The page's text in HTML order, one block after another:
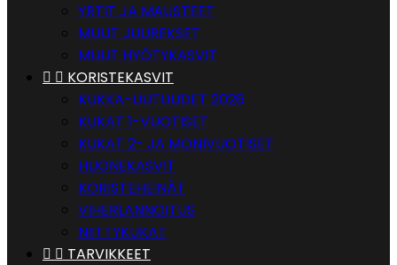
YRTIT JA MAUSTEET
MUUT JUUREKSET
MUUT HYÖTYKASVIT
  KORISTEKASVIT
KUKKA-UUTUUDET 2026
KUKAT 1-VUOTISET
KUKAT 2- JA MONIVUOTISET
HUONEKASVIT
KORISTEHEINÄT
VIHERLANNOITUS
NIITTYKUKAT
  TARVIKKEET